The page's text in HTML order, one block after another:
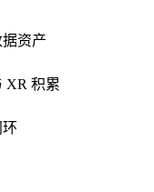
资产
XR 积累